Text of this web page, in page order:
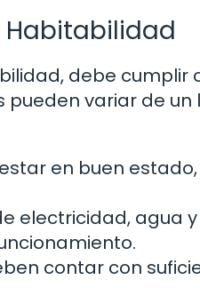
Habitabilidad
debe cumplir
variar de
en buen
electricidad, agua
contar con